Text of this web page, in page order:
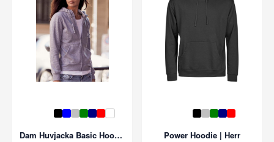
Dam Huvjacka Basic Hoody Full Zip Power Hoodie | Herr